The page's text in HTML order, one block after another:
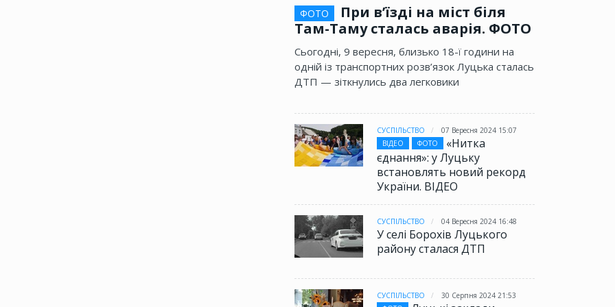
ФОТО
При в’їзді на міст біля
Там-Таму сталась аварія. ФОТО
Сьогодні, 9 вересня, близько 18-ї години на
одній із транспортних розв’язок Луцька сталась
ДТП — зіткнулись два легковики
СУСПІЛЬСТВО
07 Вересня 2024 15:07
ВІДЕО
ФОТО
«Нитка
єднання»: у Луцьку
встановлять новий рекорд
України. ВІДЕО
СУСПІЛЬСТВО 04 Вересня 2024 16:48
У селі Борохів Луцького
району сталася ДТП
СУСПІЛЬСТВО
30 Серпня 2024 21:53